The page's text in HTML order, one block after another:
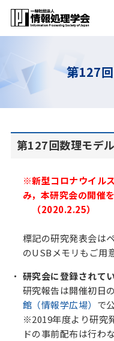
第127
第127回数理モデ
※新型コロナウイル
み， 本研究会の開催
（2020.2.25）
標記の研究発表会は
のUSBメモリもご用
研究会に登録されて
研究報告は開催初日
館（情報学広場） で
※2019年度より研究
ドの事前配布は行わ